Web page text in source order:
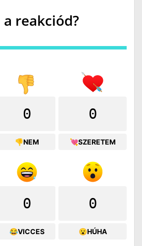
a reakciód?
0
👎NEM
0
💘SZERETEM
0
😂VICCES
0
😮HÚHA